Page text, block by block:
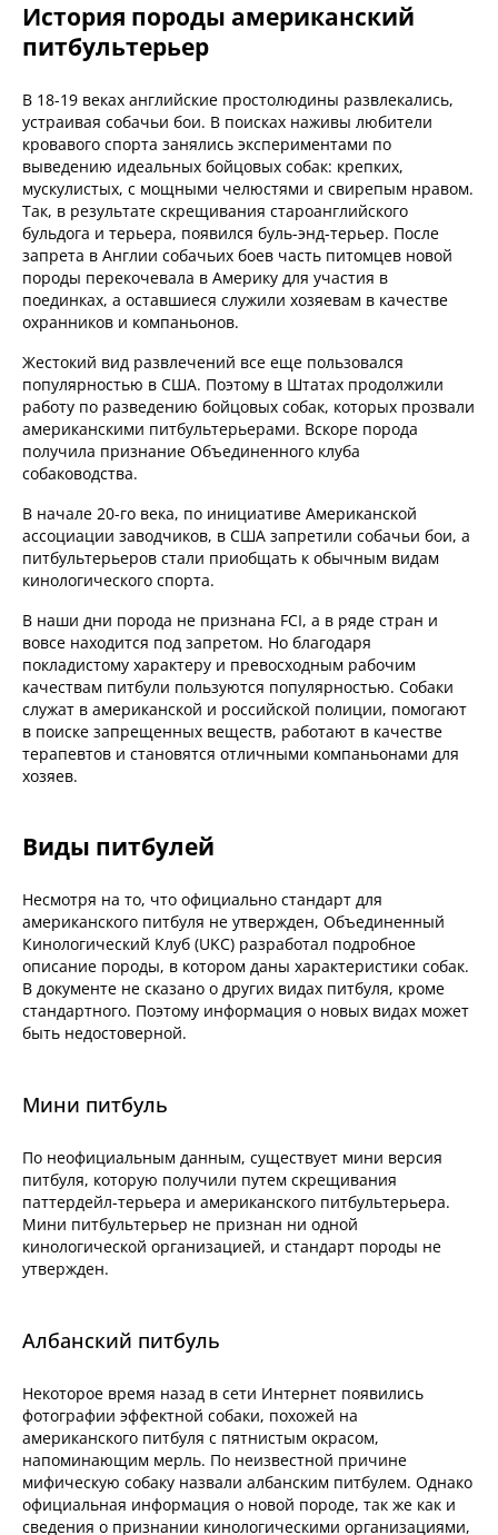
История породы американский
питбультерьер
В 18-19 веках английские простолюдины развлекались,
устраивая собачьи бои. В поисках наживы любители
кровавого спорта занялись экспериментами по
выведению идеальных бойцовых собак: крепких,
мускулистых, с мощными челюстями и свирепым нравом.
Так, в результате скрещивания староанглийского
бульдога и терьера, появился буль-энд-терьер. После
запрета в Англии собачьих боев часть питомцев новой
породы перекочевала в Америку для участия в
поединках, а оставшиеся служили хозяевам в качестве
охранников и компаньонов.
Жестокий вид развлечений все еще пользовался
популярностью в США. Поэтому в Штатах продолжили
работу по разведению бойцовых собак, которых прозвали
американскими питбультерьерами. Вскоре порода
получила признание Объединенного клуба
собаководства.
В начале 20-го века, по инициативе Американской
ассоциации заводчиков, в США запретили собачьи бои, а
питбультерьеров стали приобщать к обычным видам
кинологического спорта.
В наши дни порода не признана FCI, а в ряде стран и
вовсе находится под запретом. Но благодаря
покладистому характеру и превосходным рабочим
качествам питбули пользуются популярностью. Собаки
служат в американской и российской полиции, помогают
в поиске запрещенных веществ, работают в качестве
терапевтов и становятся отличными компаньонами для
хозяев.
Виды питбулей
Несмотря на то, что официально стандарт для
американского питбуля не утвержден, Объединенный
Кинологический Клуб (UKC) разработал подробное
описание породы, в котором даны характеристики собак.
В документе не сказано о других видах питбуля, кроме
стандартного. Поэтому информация о новых видах может
быть недостоверной.
Мини питбуль
По неофициальным данным, существует мини версия
питбуля, которую получили путем скрещивания
паттердейл-терьера и американского питбультерьера.
Мини питбультерьер не признан ни одной
кинологической организацией, и стандарт породы не
утвержден.
Албанский питбуль
Некоторое время назад в сети Интернет появились
фотографии эффектной собаки, похожей на
американского питбуля с пятнистым окрасом,
напоминающим мерль. По неизвестной причине
мифическую собаку назвали албанским питбулем. Однако
официальная информация о новой породе, так же как и
сведения о признании кинологическими организациями,